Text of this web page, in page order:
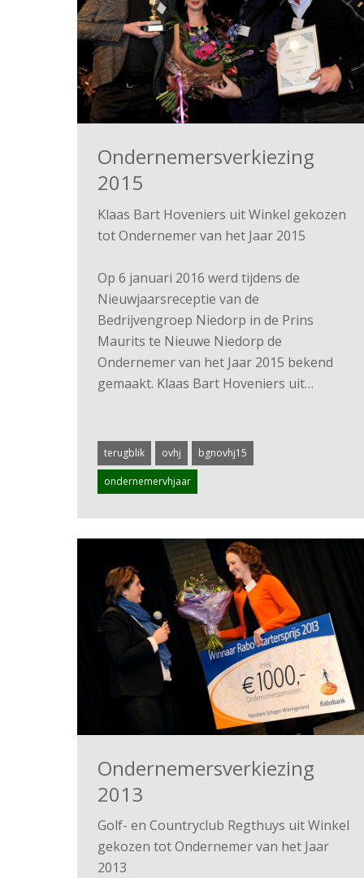
Ondernemersverkiezing
2015
Klaas Bart Hoveniers uit Winkel gekozen
tot Ondernemer van het Jaar 2015
Op 6 januari 2016 werd tijdens de
Nieuwjaarsreceptie van de
Bedrijvengroep Niedorp in de Prins
Maurits te Nieuwe Niedorp de
Ondernemer van het Jaar 2015 bekend
gemaakt. Klaas Bart Hoveniers uit…
terugblik ovhj bgnovhj15
ondernemervhjaar
Ondernemersverkiezing
2013
Golf- en Countryclub Regthuys uit Winkel
gekozen tot Ondernemer van het Jaar
2013